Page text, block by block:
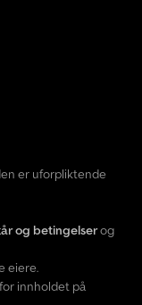
er uforpliktende
og betingelserog
eiere.
innholdet på